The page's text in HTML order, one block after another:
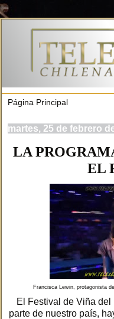
martes, 25 de febrero
LA
EL
Francisca Lewin, protagonista
El Festival de Viña
parte de nuestro país,